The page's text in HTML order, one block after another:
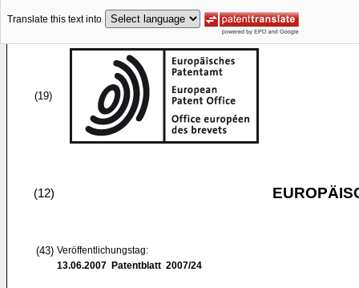
Translate this text into
(19)
(12)
(43) Veröffentlichungstag:
13.06.2007 Patentblatt 2007/24